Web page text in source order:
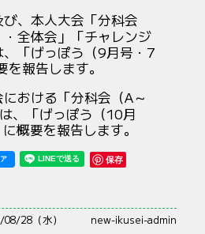
び、本人大会「分科会
・全体会」「チャレンジ
、「げっぽう（9月号・7
報告します。
おける「分科会（A～
、「げっぽう（10月
概要を報告します。
保存
28（水） new-ikusei-admin